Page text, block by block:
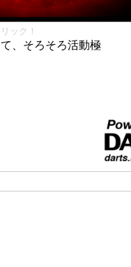
ック！
、そろそろ活動極